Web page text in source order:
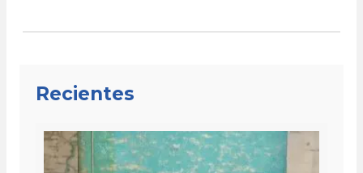
Recientes